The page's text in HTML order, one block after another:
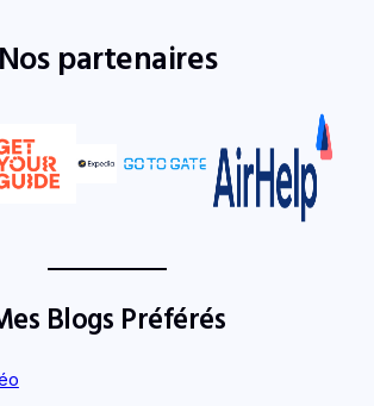
Nos partenaires
Blogs Préférés